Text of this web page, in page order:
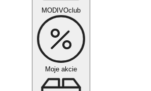
MODIVOclub
Moje akcie